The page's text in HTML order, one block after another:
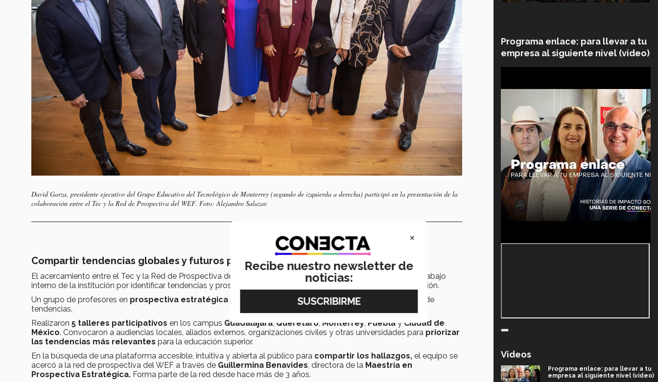
David Garza, presidente ejecutivo del Grupo Educativo del Tecnológico de Monterrey (segundo de izquierda a derecha) participó en la presentación de la
colaboración entre el Tec y la Red de Prospectiva del WEF. Foto: Alejandro Salazar.
Compartir tendencias globales y futuros posibles
El acercamiento entre el Tec y la Red de Prospectiva del World Economic Forum (WEF)
inició a partir del trabajo
interno de la institución por identificar tendencias y prospectivas en diferentes ámbitos, en especial en educación.
Un grupo de profesores en prospectiva estratégica
iniciaron, en una primera fase, un mapeo y agrupación de
tendencias.
Realizaron 5 talleres participativos en los campus Guadalajara Querétaro Monterrey Puebla y Ciudad de
México. Convocaron a audiencias locales, aliados externos, organizaciones civiles y otras universidades para priorizar
las tendencias más relevantes para la educación superior.
En la búsqueda de una plataforma accesible, intuitiva y abierta al público para compartir los hallazgos, el equipo se
acercó a la red de prospectiva del WEF a través de Guillermina Benavides , directora de la Maestría en
Prospectiva Estratégica. Forma parte de la red desde hace más de 3 años.
Programa enlace: para llevar a tu
empresa al siguiente nivel (video)
Videos
Programa enlace: para llevar a tu
empresa al siguiente nivel (video)
×
Recibe nuestro newsletter de
noticias: